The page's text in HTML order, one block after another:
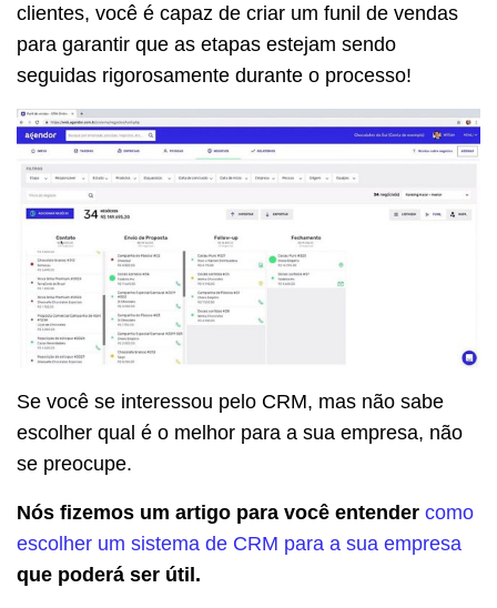
clientes, você é capaz de criar um funil de vendas
para garantir que as etapas estejam sendo
seguidas rigorosamente durante o processo!
Se você se interessou pelo CRM, mas não sabe
escolher qual é o melhor para a sua empresa, não
se preocupe.
Nós fizemos um artigo para você entender como
escolher um sistema de CRM para a sua empresa
que poderá ser útil.